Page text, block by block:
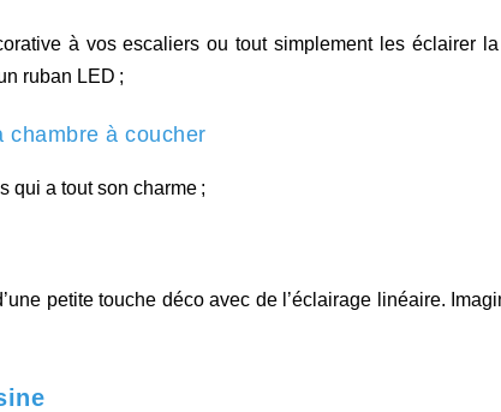
à vos escaliers ou tout simplement les éclairer
ruban LED ;
chambre à coucher
qui a tout son charme ;
petite touche déco avec de l’éclairage linéaire.